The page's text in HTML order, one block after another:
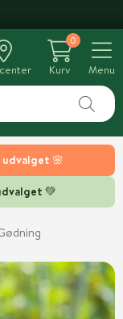
🌸
💚
0
Kurv
Menu